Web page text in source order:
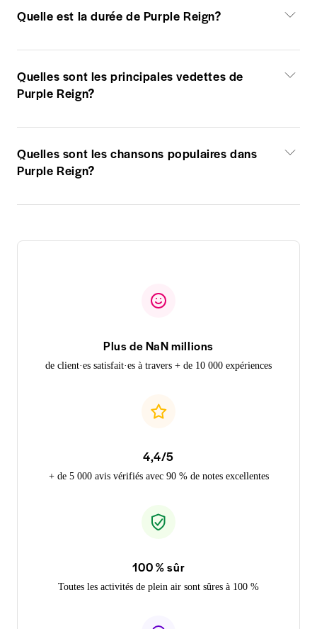
Quelle est la durée de Purple Reign?
Quelles sont les principales vedettes de
Purple Reign?
Quelles sont les chansons populaires dans
Purple Reign?
Plus de NaN millions
de client·es satisfait·es à travers + de 10 000 expériences
4,4/5
+ de 5 000 avis vérifiés avec 90 % de notes excellentes
100 % sûr
Toutes les activités de plein air sont sûres à 100 %